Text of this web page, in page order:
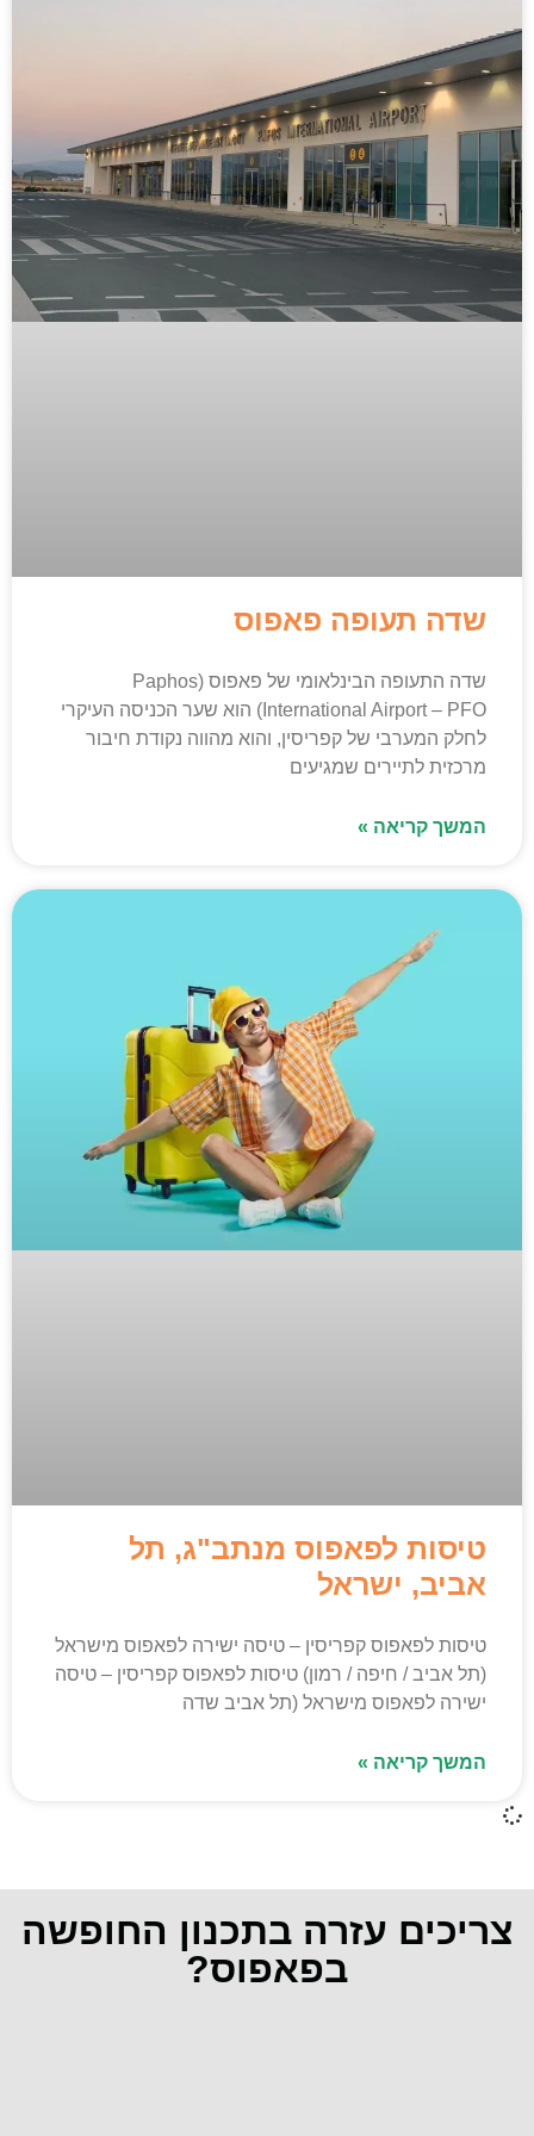
שדה תעופה פאפוס
שדה התעופה הבינלאומי של פאפוס (Paphos
International Airport – PFO) הוא שער הכניסה העיקרי
לחלק המערבי של קפריסין, והוא מהווה נקודת חיבור
מרכזית לתיירים שמגיעים
המשך קריאה »
טיסות לפאפוס מנתב"ג, תל
אביב, ישראל
טיסות לפאפוס קפריסין – טיסה ישירה לפאפוס מישראל
(תל אביב / חיפה / רמון) טיסות לפאפוס קפריסין – טיסה
ישירה לפאפוס מישראל (תל אביב שדה
המשך קריאה »
צריכים עזרה בתכנון החופשה
בפאפוס?